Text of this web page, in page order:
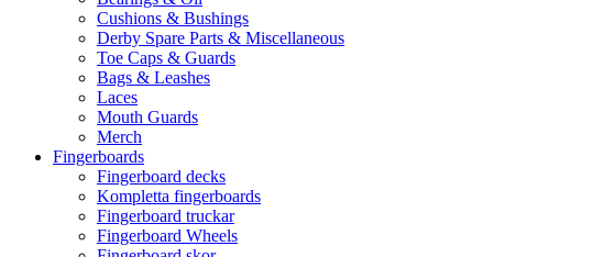
Cushions & Bushings
Derby Spare Parts & Miscellaneous
Toe Caps & Guards
Bags & Leashes
Laces
Mouth Guards
Merch
Fingerboards
Fingerboard decks
Kompletta fingerboards
Fingerboard truckar
Fingerboard Wheels